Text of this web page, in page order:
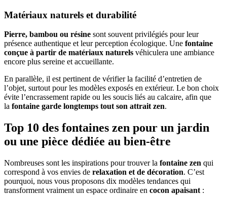
Matériaux naturels et durabilité
Pierre, bambou ou résine sont souvent privilégiés pour leur
présence authentique et leur perception écologique. Une fontaine
conçue à partir de matériaux naturels véhiculera une ambiance
encore plus sereine et accueillante.
En parallèle, il est pertinent de vérifier la facilité d’entretien de
l’objet, surtout pour les modèles exposés en extérieur. Le bon choix
évite l’encrassement rapide ou les soucis liés au calcaire, afin que
la fontaine garde longtemps tout son attrait zen.
Top 10 des fontaines zen pour un jardin
ou une pièce dédiée au bien-être
Nombreuses sont les inspirations pour trouver la fontaine zen qui
correspond à vos envies de relaxation et de décoration. C’est
pourquoi, nous vous proposons dix modèles tendances qui
transforment vraiment un espace ordinaire en cocon apaisant :